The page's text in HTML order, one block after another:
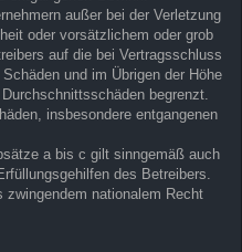
außer bei der Verletzung
oder vorsätzlichem oder grob
auf die bei Vertragsschluss
und im Übrigen der Höhe
begrenzt.
insbesondere entgangenen
a bis c gilt sinngemäß auch
des Betreibers.
nationalem Recht